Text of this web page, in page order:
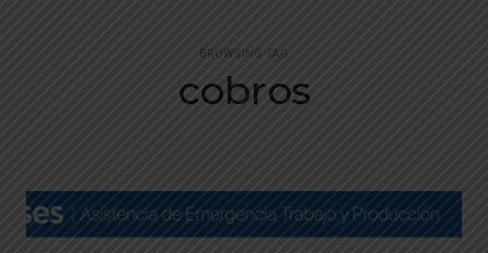
BROWSING TAG
cobros